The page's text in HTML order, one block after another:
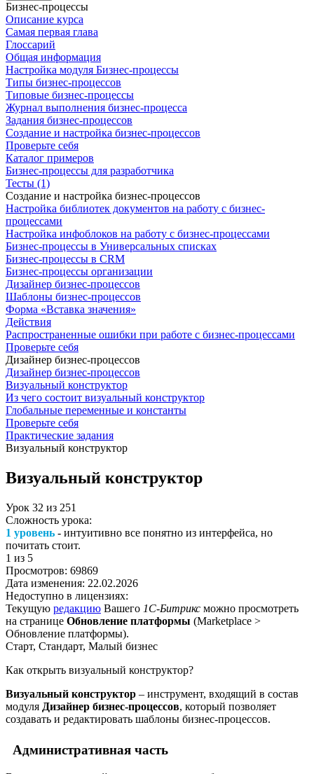
Бизнес-процессы
Описание курса
Самая первая глава
Глоссарий
Общая информация
Настройка модуля Бизнес-процессы
Типы бизнес-процессов
Типовые бизнес-процессы
Журнал выполнения бизнес-процесса
Задания бизнес-процессов
Создание и настройка бизнес-процессов
Проверьте себя
Каталог примеров
Бизнес-процессы для разработчика
Тесты (1)
Создание и настройка бизнес-процессов
Настройка библиотек документов на работу с бизнес-
процессами
Настройка инфоблоков на работу с бизнес-процессами
Бизнес-процессы в Универсальных списках
Бизнес-процессы в CRM
Бизнес-процессы организации
Дизайнер бизнес-процессов
Шаблоны бизнес-процессов
Форма «Вставка значения»
Действия
Распространенные ошибки при работе с бизнес-процессами
Проверьте себя
Дизайнер бизнес-процессов
Дизайнер бизнес-процессов
Визуальный конструктор
Из чего состоит визуальный конструктор
Глобальные переменные и константы
Проверьте себя
Практические задания
Визуальный конструктор
Визуальный конструктор
Урок 32 из 251
Сложность урока:
1 уровень - интуитивно все понятно из интерфейса, но
почитать стоит.
1 из 5
Просмотров: 69869
Дата изменения: 22.02.2026
Недоступно в лицензиях:
Текущую редакцию Вашего 1С-Битрикс можно просмотреть
на странице Обновление платформы (Marketplace >
Обновление платформы).
Старт, Стандарт, Малый бизнес
Как открыть визуальный конструктор?
Визуальный конструктор – инструмент, входящий в состав
модуля Дизайнер бизнес-процессов, который позволяет
создавать и редактировать шаблоны бизнес-процессов.
Административная часть